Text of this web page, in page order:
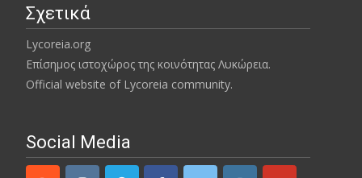
Σχετικά
Lycoreia.org
Επίσημος ιστοχώρος της κοινότητας Λυκώρεια.
Official website of Lycoreia community.
Social Media